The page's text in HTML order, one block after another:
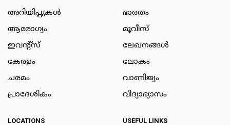
അറിയിപ്പുകള്‍
ആരോഗ്യം
ഇവന്റ്സ്
കേരളം
ചരമം
പ്രാദേശികം
ഭാരതം
മൂവീസ്
ലേഖനങ്ങള്‍
ലോകം
വാണിജ്യം
വിദ്യാഭ്യാസം
LOCATIONS USEFUL LINKS